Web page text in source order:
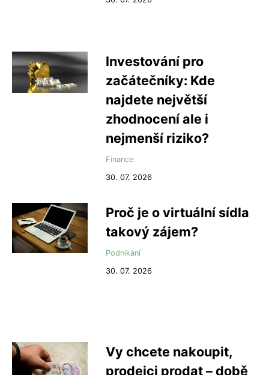
Investování pro
začátečníky: Kde
najdete největší
zhodnocení ale i
nejmenší riziko?
Finance
30. 07. 2026
Proč je o virtuální sídla
takový zájem?
Podnikání
30. 07. 2026
Vy chcete nakoupit,
prodejci prodat – době